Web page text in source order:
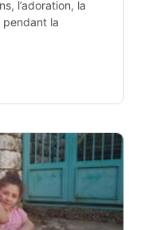
l’adoration, la
pendant la